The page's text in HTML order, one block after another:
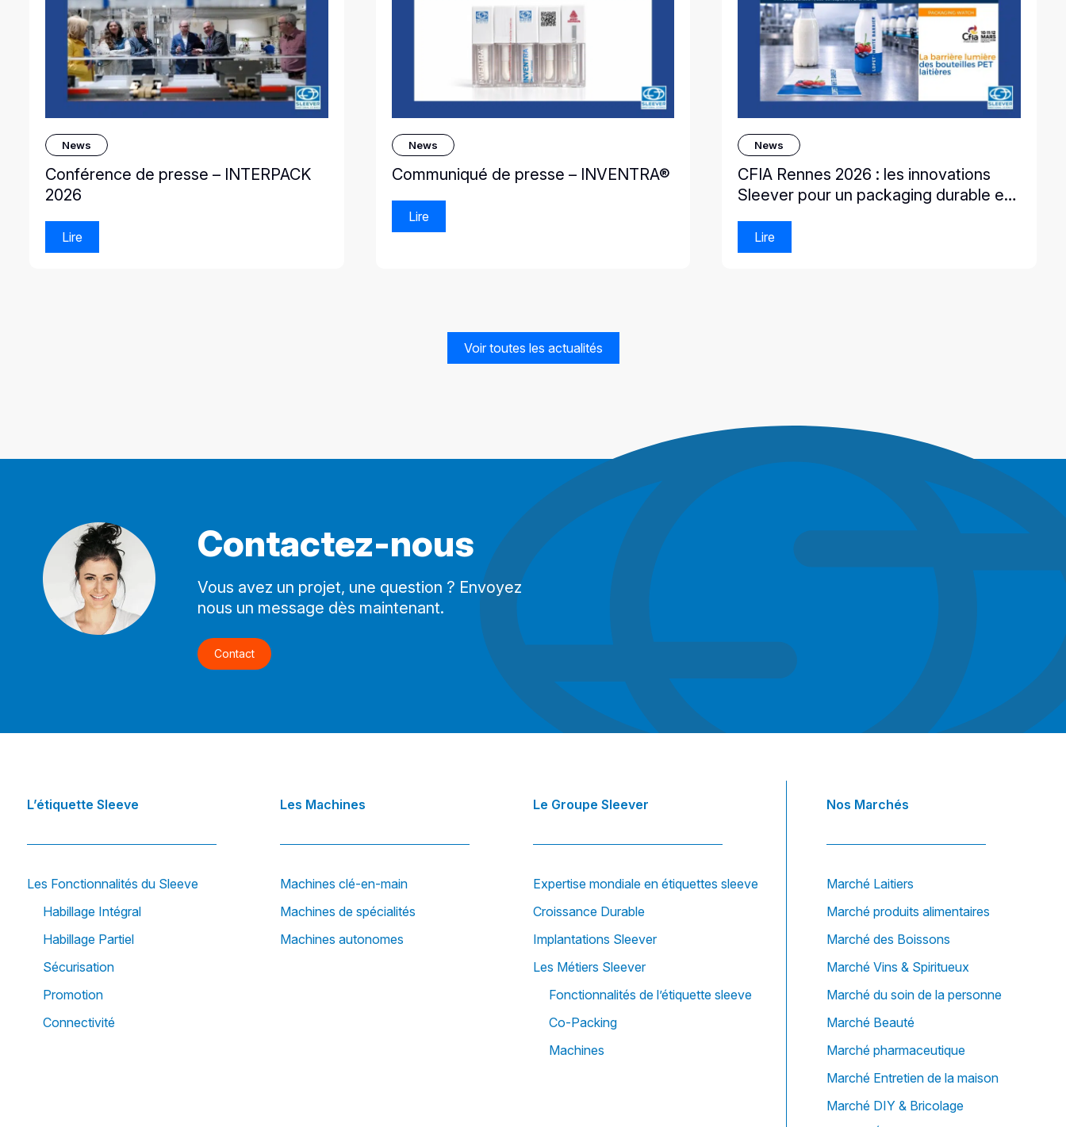
News
Conférence de presse – INTERPACK
2026
Lire
News
Communiqué de presse – INVENTRA®
Lire
News
CFIA Rennes 2026 : les innovations
Sleever pour un packaging durable et
Lire
Voir toutes les actualités
Contactez-nous
Vous avez un projet, une question ? Envoyez
nous un message dès maintenant.
Contact
L’étiquette Sleeve
Les Fonctionnalités du Sleeve
Habillage Intégral
Habillage Partiel
Sécurisation
Promotion
Connectivité
Les Machines
Machines clé-en-main
Machines de spécialités
Machines autonomes
Le Groupe Sleever
Expertise mondiale en étiquettes sleeve
Croissance Durable
Implantations Sleever
Les Métiers Sleever
Fonctionnalités de l’étiquette sleeve
Co-Packing
Machines
Nos Marchés
Marché Laitiers
Marché produits alimentaires
Marché des Boissons
Marché Vins & Spiritueux
Marché du soin de la personne
Marché Beauté
Marché pharmaceutique
Marché Entretien de la maison
Marché DIY & Bricolage